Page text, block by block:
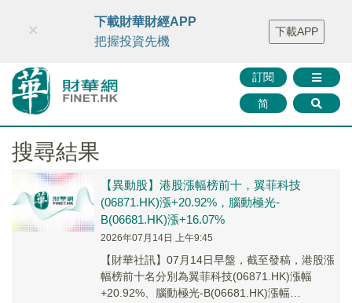
財華智庫網 FINTV FINMETA 財華證券 媒體矩陣
智庫沙龍
聯絡我們
訂閱
简
×
下載財華財經APP
把握投資先機
下載APP
搜尋結果
【異動股】港股漲幅榜前十，翼菲科技
(06871.HK)漲+20.92%，腦動極光-
B(06681.HK)漲+16.07%
2026年07月14日 上午9:45
【財華社訊】07月14日早盤，截至發稿，港股漲
幅榜前十名分別為翼菲科技(06871.HK)漲幅
+20.92%、腦動極光-B(06681.HK)漲幅